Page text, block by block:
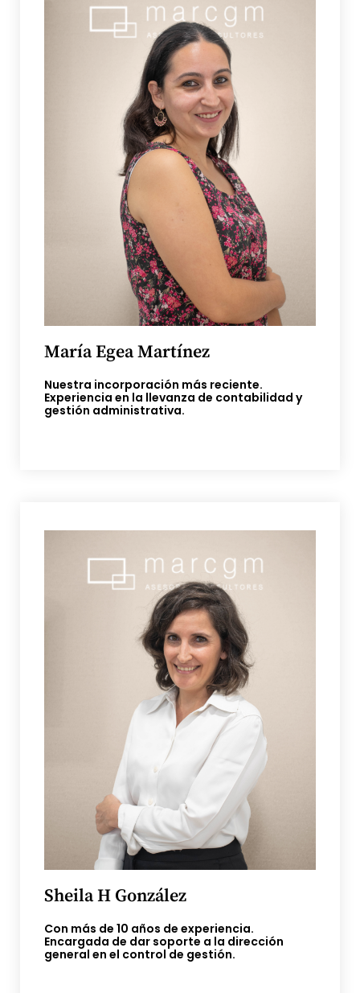
María Egea Martínez
Nuestra incorporación más reciente.
Experiencia en la llevanza de contabilidad y
gestión administrativa.
Sheila H González
Con más de 10 años de experiencia.
Encargada de dar soporte a la dirección
general en el control de gestión.